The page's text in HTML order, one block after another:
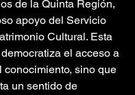
de la Quinta Región,
apoyo del Servicio
Cultural. Esta
el acceso a
conocimiento, sino que
un sentido de